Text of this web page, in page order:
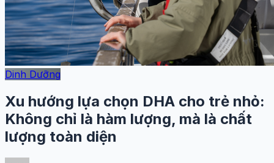
Dinh Dưỡng
Xu hướng lựa chọn DHA cho trẻ nhỏ:
Không chỉ là hàm lượng, mà là chất
lượng toàn diện